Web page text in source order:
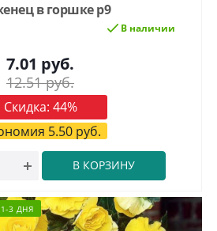
в горшке р9
В наличии
7.01 руб.
12.51руб.
Скидка: 44%
5.50руб.
В КОРЗИНУ
3 ДНЯ